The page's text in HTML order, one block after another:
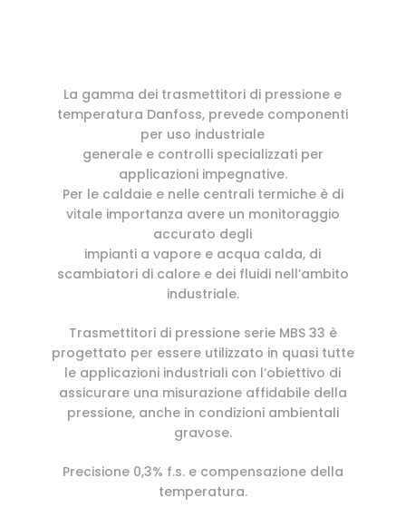
La gamma dei trasmettitori di pressione e
temperatura Danfoss, prevede componenti
per uso industriale
generale e controlli specializzati per
applicazioni impegnative.
Per le caldaie e nelle centrali termiche è di
vitale importanza avere un monitoraggio
accurato degli
impianti a vapore e acqua calda, di
scambiatori di calore e dei fluidi nell’ambito
industriale.
Trasmettitori di pressione serie MBS 33 è
progettato per essere utilizzato in quasi tutte
le applicazioni industriali con l’obiettivo di
assicurare una misurazione affidabile della
pressione, anche in condizioni ambientali
gravose.
Precisione 0,3% f.s. e compensazione della
temperatura.